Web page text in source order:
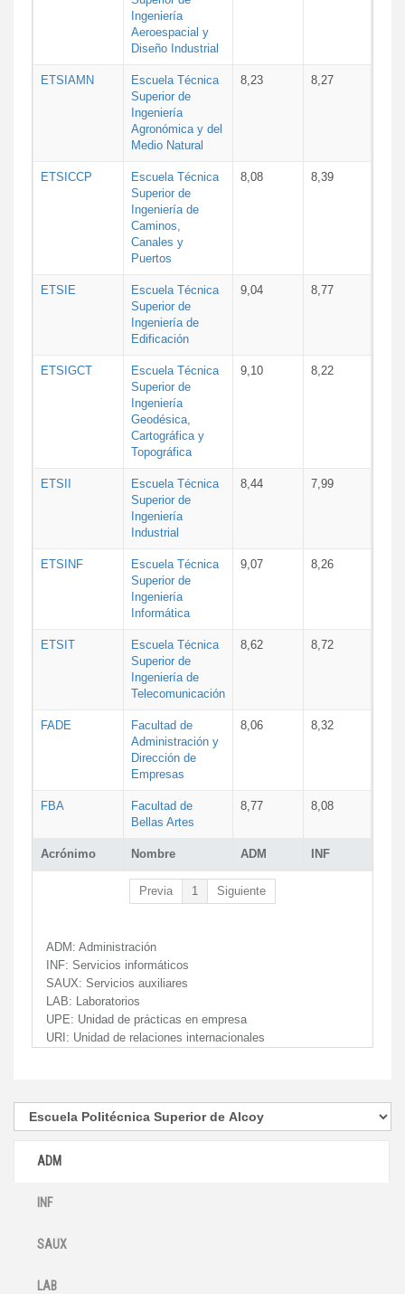
Acrónimo Nombre ADM INF
Ingeniería
Aeroespacial y
Diseño Industrial
ETSIAMN
Escuela Técnica
Superior de
Ingeniería
Agronómica y del
Medio Natural
8,23 8,27
ETSICCP
Escuela Técnica
Superior de
Ingeniería de
Caminos,
Canales y
Puertos
8,08 8,39
ETSIE
Escuela Técnica
Superior de
Ingeniería de
Edificación
9,04 8,77
ETSIGCT
Escuela Técnica
Superior de
Ingeniería
Geodésica,
Cartográfica y
Topográfica
9,10 8,22
ETSII
Escuela Técnica
Superior de
Ingeniería
Industrial
8,44 7,99
ETSINF
Escuela Técnica
Superior de
Ingeniería
Informática
9,07 8,26
ETSIT
Escuela Técnica
Superior de
Ingeniería de
Telecomunicación
8,62 8,72
FADE
Facultad de
Administración y
Dirección de
Empresas
8,06 8,32
FBA
Facultad de
Bellas Artes
8,77 8,08
Previa 1 Siguiente
ADM: Administración
INF: Servicios informáticos
SAUX: Servicios auxiliares
LAB: Laboratorios
UPE: Unidad de prácticas en empresa
URI: Unidad de relaciones internacionales
ADM
INF
SAUX
LAB